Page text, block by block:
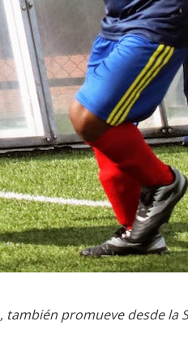
también promueve desde